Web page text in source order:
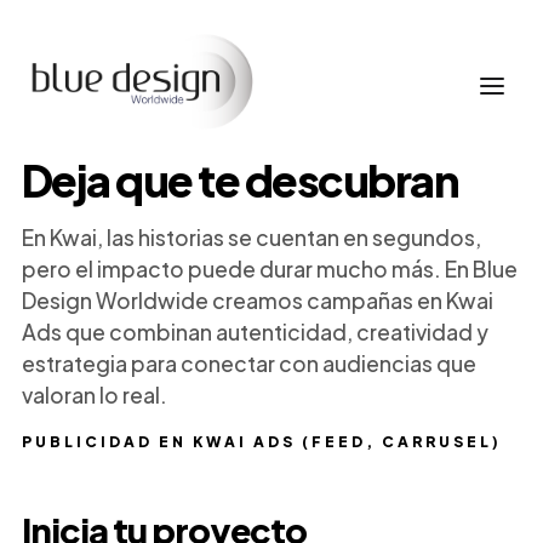
PUBLICIDAD EN KWAI ADS (FEED, CARRUSEL)
Deja que te descubran
En Kwai, las historias se cuentan en segundos,
pero el impacto puede durar mucho más. En Blue
Design Worldwide creamos campañas en Kwai
Ads que combinan autenticidad, creatividad y
estrategia para conectar con audiencias que
valoran lo real.
Inicia tu proyecto